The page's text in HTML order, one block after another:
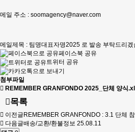
메일 주소 : soomagency@naver.com
메일제목 : 팀명대표자명2025 로 발송 부탁드리겠
페이스북 공유
트위터 공유
첨부파일
REMEMBER GRANFONDO 2025_단체 양식
목록
이전글REMEMBER GRANFONDO : 3.1 단체
다음글배송/교환/환불정보 25.08.11